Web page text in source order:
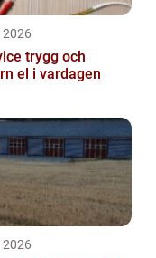
2026
och
el i vardagen
2026